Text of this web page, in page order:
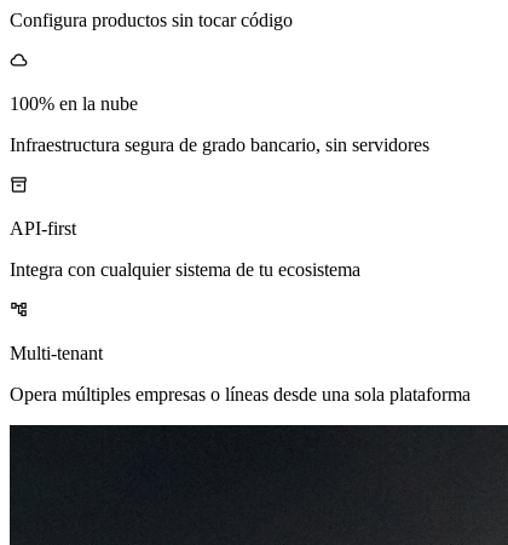
Configura productos sin tocar código

100% en la nube
Infraestructura segura de grado bancario, sin servidores

API-first
Integra con cualquier sistema de tu ecosistema

Multi-tenant
Opera múltiples empresas o líneas desde una sola plataforma